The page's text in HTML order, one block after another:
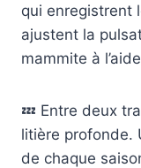
qui enregistrent
ajustent la
mammite à
💤 Entre deux
litière profonde.
de chaque